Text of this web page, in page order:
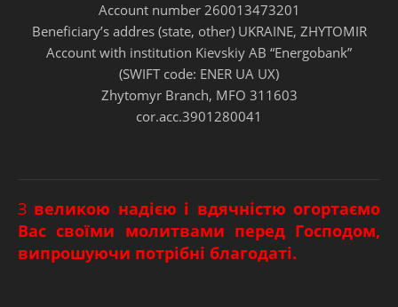
Account number 260013473201
Beneficiary’s addres (state, other) UKRAINE, ZHYTOMIR
Account with institution Kievskiy AB “Energobank”
(SWIFT code: ENER UA UX)
Zhytomyr Branch, MFO 311603
cor.acc.3901280041
З великою надією і вдячністю огортаємо
Вас своїми молитвами перед Господом,
випрошуючи потрібні благодаті.